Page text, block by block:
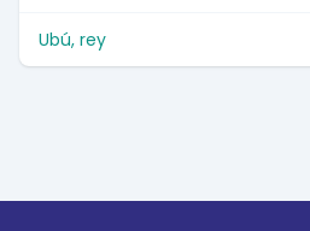
Ubú, rey